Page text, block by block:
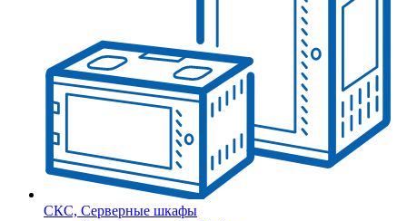
СКС, Серверные шкафы